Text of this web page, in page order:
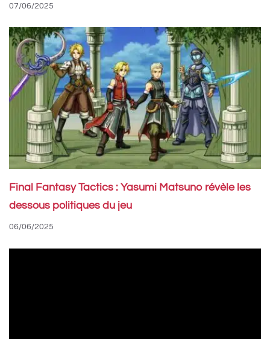
07/06/2025
Final Fantasy Tactics : Yasumi Matsuno révèle les
dessous politiques du jeu
06/06/2025